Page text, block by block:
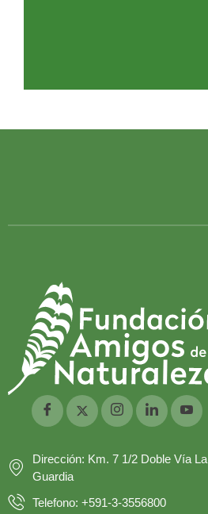
Dirección: Km. 7 1/2 Doble Vía La
Guardia
Telefono: +591-3-3556800